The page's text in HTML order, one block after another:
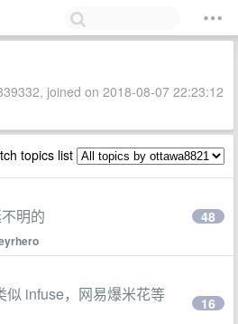
joined on 2018-08-07 22:23:12
topics list
明的 48
infuse，网易爆米花等
16